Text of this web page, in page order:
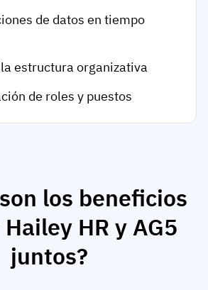
de datos en tiempo
estructura organizativa
de roles y puestos
los beneficios
HR y AG5
juntos?